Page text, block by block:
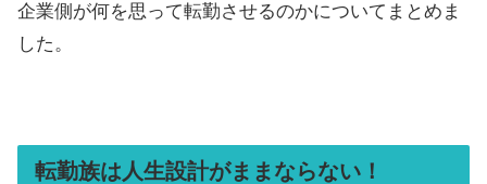
企業側が何を思って転勤させるのかについてまとめま
した。
転勤族は人生設計がままならない！